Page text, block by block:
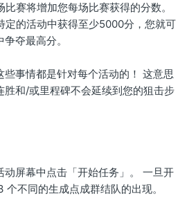
比赛将增加您每场比赛获得的分数。
定的活动中获得至少5000分，您就可
夺最高分。
些事情都是针对每个活动的！ 这意思
胜和/或里程碑不会延续到您的狙击步
动屏幕中点击「开始任务」。 一旦开
不同的生成点成群结队的出现。